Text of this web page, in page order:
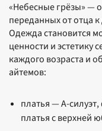
«Небесные грёзы» —
переданных от отца
Одежда становится
ценности и эстетику
каждого возраста и
айтемов:
платья — А-
платья с верхней